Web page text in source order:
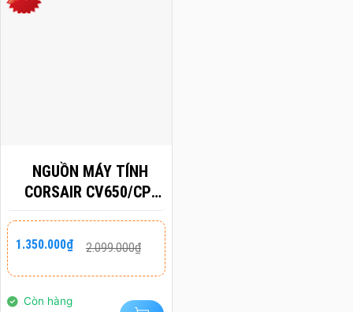
NGUỒN MÁY TÍNH
CORSAIR CV650/CP-
9020236-NA
2.099.000₫
gốc
2.099.000₫.
1.350.000₫
hiện
là:
Còn hàng